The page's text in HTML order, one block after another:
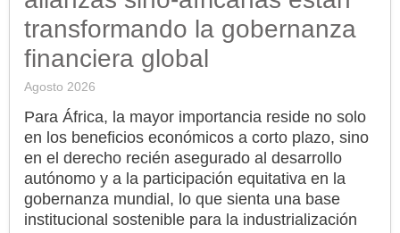
transformando la gobernanza
financiera global
Agosto 2026
Para África, la mayor importancia reside no solo
en los beneficios económicos a corto plazo, sino
en el derecho recién asegurado al desarrollo
autónomo y a la participación equitativa en la
gobernanza mundial, lo que sienta una base
institucional sostenible para la industrialización